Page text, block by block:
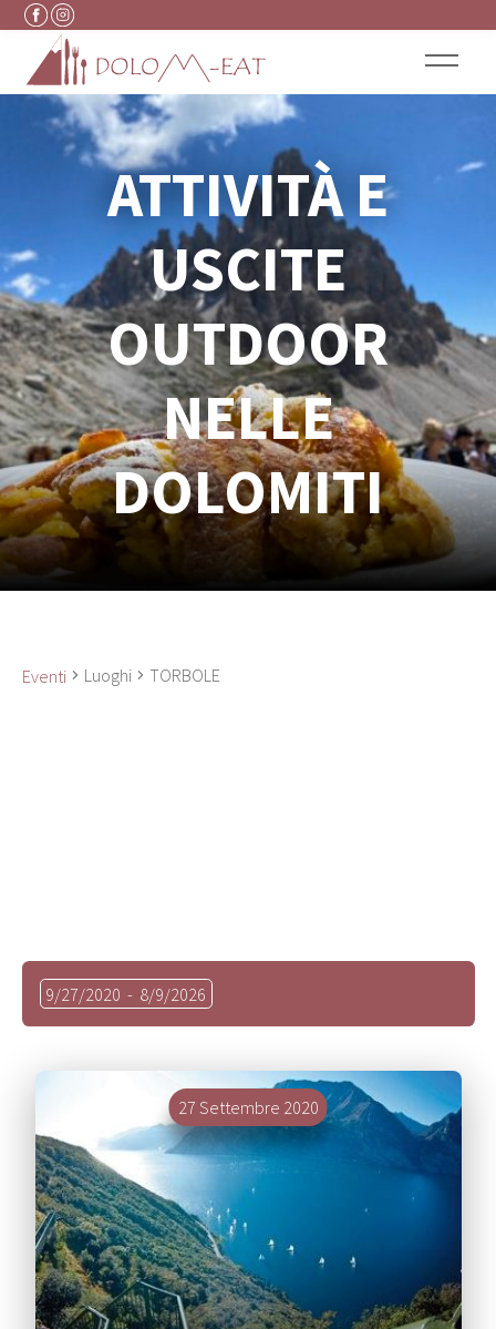
Vai al contenuto
ATTIVITÀ E
USCITE
OUTDOOR
NELLE
DOLOMITI
Eventi Luoghi TORBOLE
9/27/2020 - 8/9/2026 Seleziona
27 Settembre 2020